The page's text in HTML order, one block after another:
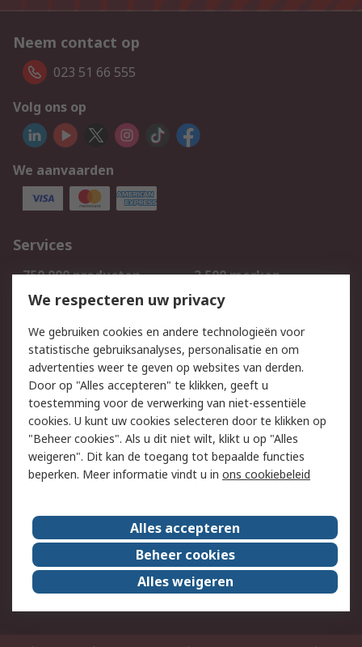
Neem contact op
023 51 66 555
Volg ons op
We aanvaarden
Services
750.000 producten
2.500 merken
Bestellen
Inkoopoplossingen
Track & Trace
Wettelijk
Cookiebeleid
Email veiligheid
Privacybeleid
Websitevoorwaarden
Algemene
verkoopvoorwaarden
Over RS
RS Group
Over ons
RS wereldwijd
Werken bij RS
ESG
We respecteren uw privacy
We gebruiken cookies en andere technologieën voor
statistische gebruiksanalyses, personalisatie en om
advertenties weer te geven op websites van derden.
Door op "Alles accepteren" te klikken, geeft u
toestemming voor de verwerking van niet-essentiële
cookies. U kunt uw cookies selecteren door te klikken op
"Beheer cookies". Als u dit niet wilt, klikt u op "Alles
weigeren". Dit kan de toegang tot bepaalde functies
beperken. Meer informatie vindt u in ons cookiebeleid
Alles accepteren
Beheer cookies
Alles weigeren